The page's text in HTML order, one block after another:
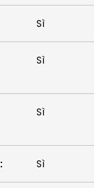
Sì
Sì
Sì
: Sì